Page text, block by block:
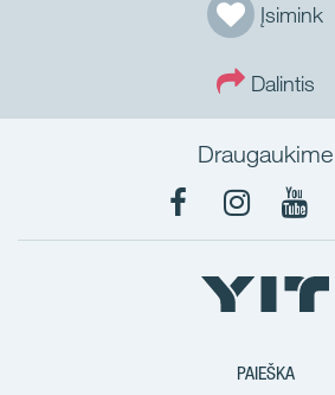
Įsimink
Dalintis
Draugaukime
PAIEŠKA